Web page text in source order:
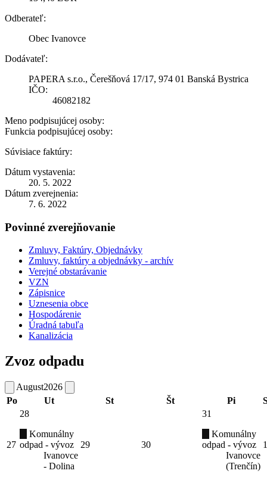
Odberateľ:
Obec Ivanovce
Dodávateľ:
PAPERA s.r.o., Čerešňová 17/17, 974 01 Banská Bystrica
IČO:
46082182
Meno podpisujúcej osoby:
Funkcia podpisujúcej osoby:
Súvisiace faktúry:
Dátum vystavenia:
20. 5. 2022
Dátum zverejnenia:
7. 6. 2022
Povinné zverejňovanie
Zmluvy, Faktúry, Objednávky
Zmluvy, faktúry a objednávky - archív
Verejné obstarávanie
VZN
Zápisnice
Uznesenia obce
Hospodárenie
Úradná tabuľa
Kanalizácia
Zvoz odpadu
August2026
Po
Ut St Št Pi
27
28
Komunálny
odpad - vývoz
Ivanovce
- Dolina
29 30
31
Komunálny
odpad - vývoz
Ivanovce
(Trenčín)
1